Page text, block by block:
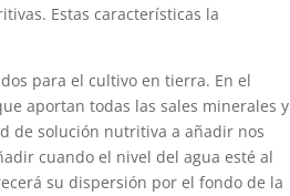
Estas características la
para el cultivo en tierra. En el
aportan todas las sales minerales y
de solución nutritiva a añadir nos
cuando el nivel del agua esté al
su dispersión por el fondo de la